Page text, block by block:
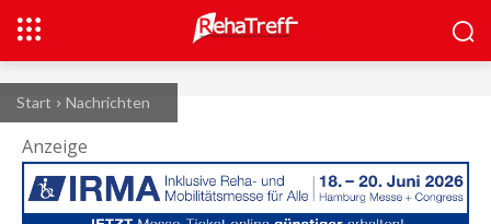
Start Nachrichten
Anzeige